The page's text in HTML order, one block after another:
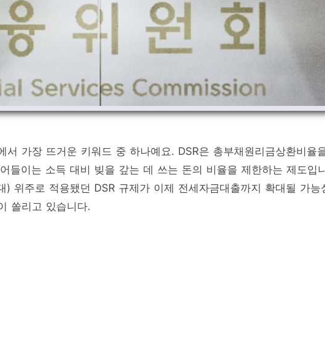
서 가장 뜨거운 키워드 중 하나예요. DSR은 총부채원리금상환비율
들이는 소득 대비 빚을 갚는 데 쓰는 돈의 비율을 제한하는 제도입
) 위주로 적용됐던 DSR 규제가 이제 전세자금대출까지 확대될 가능
쏠리고 있습니다.